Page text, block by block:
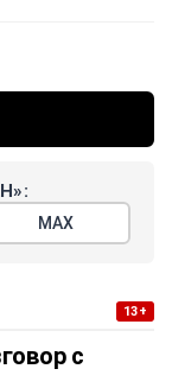
МАХ
13+
с